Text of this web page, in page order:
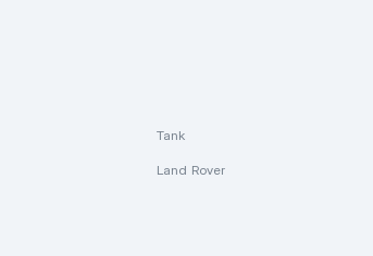
Tank
Land Rover